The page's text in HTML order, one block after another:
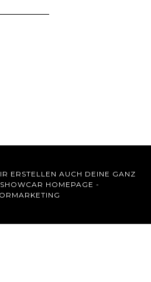
ERSTELLEN AUCH DEINE GANZ
HOMEPAGE -